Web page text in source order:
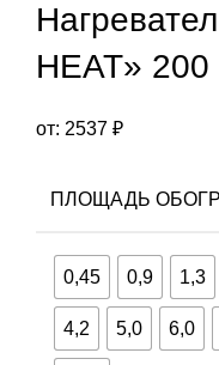
HEAT» 200
от: 2537 ₽
ПЛОЩАДЬ
0,45 0,9 1,3
4,2 5,0 6,0